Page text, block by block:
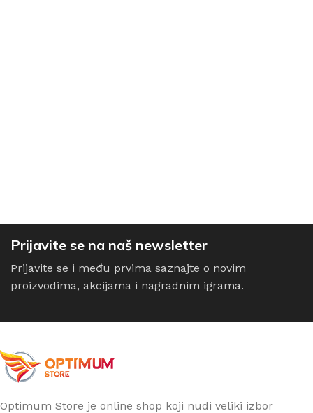
Prijavite se na naš newsletter
Prijavite se i među prvima saznajte o novim
proizvodima, akcijama i nagradnim igrama.
Optimum Store je online shop koji nudi veliki izbor